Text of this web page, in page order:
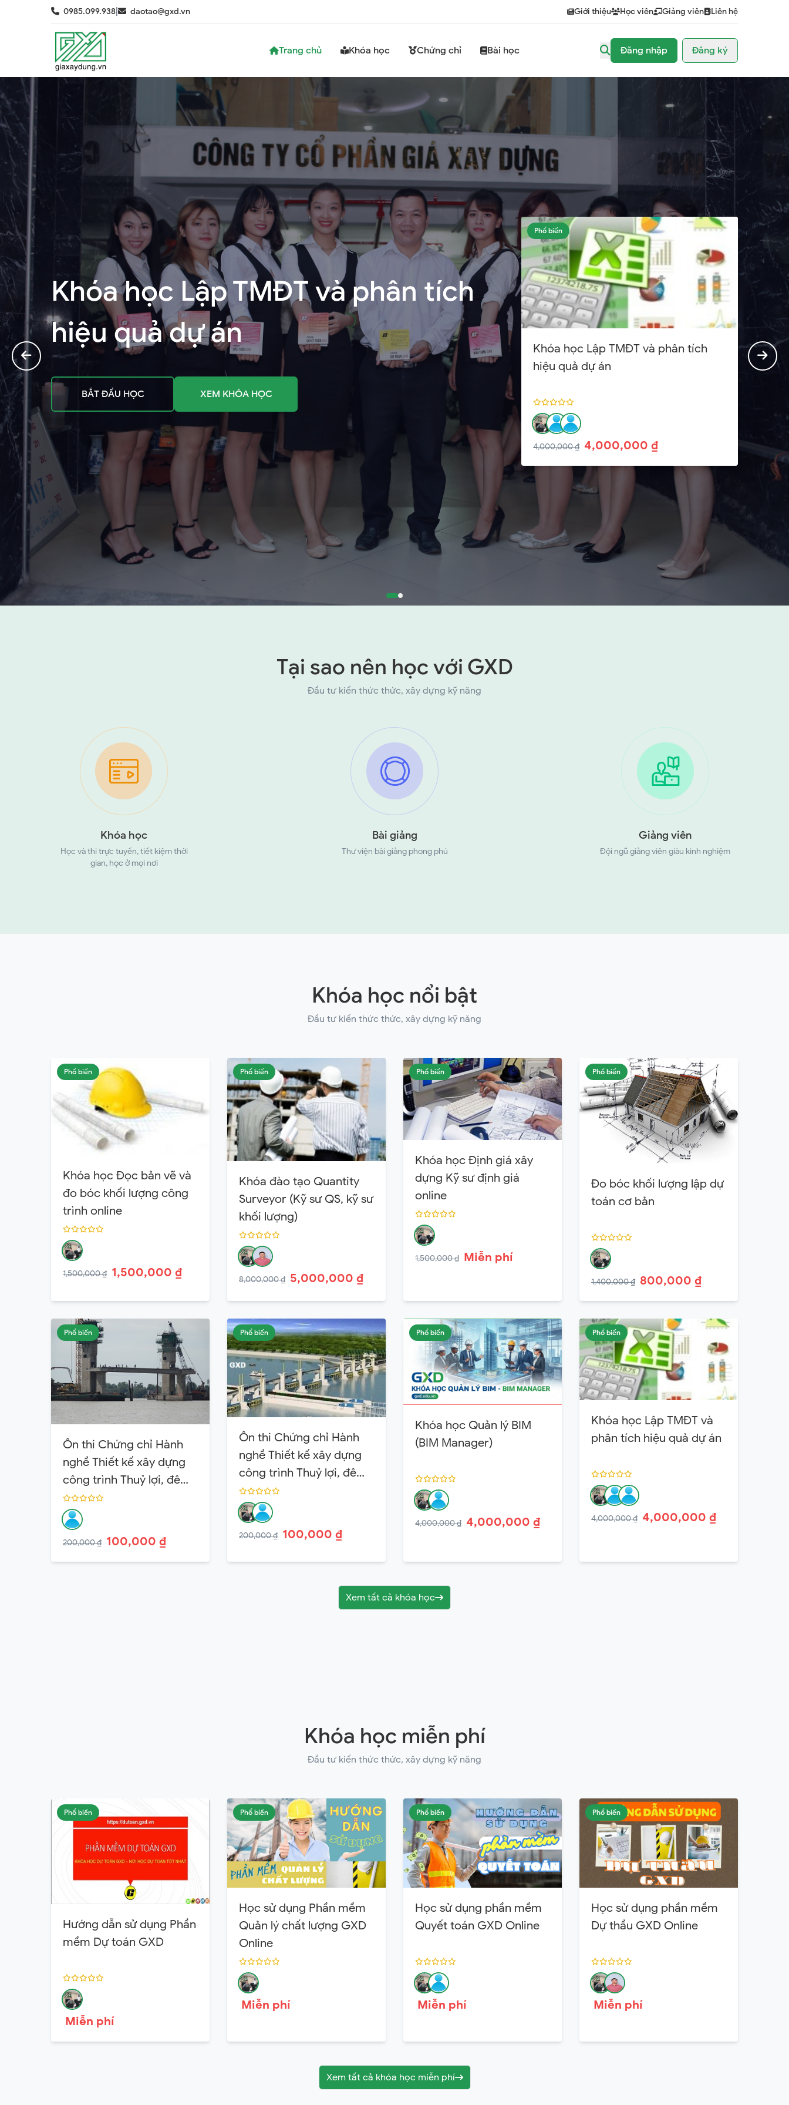
0985.099.938 daotao@gxd.vn Giới thiệu Học viên Giảng viên Liên hệ
Trang chủ Khóa học Chứng chỉ Bài học Đăng nhập Đăng ký
Khóa học Lập TMĐT và phân tích
hiệu quả dự án
BẮT ĐẦU HỌC XEM KHÓA HỌC
Phổ biến
Khóa học Lập TMĐT và phân tích
hiệu quả dự án
4,000,000 ₫ 4,000,000 ₫
Tại sao nên học với GXD
Đầu tư kiến thức thức, xây dựng kỹ năng
Khóa học
Học và thi trực tuyến, tiết kiệm thời
gian, học ở mọi nơi
Bài giảng
Thư viện bài giảng phong phú
Giảng viên
Đội ngũ giảng viên giàu kinh nghiệm
Khóa học nổi bật
Đầu tư kiến thức thức, xây dựng kỹ năng
Phổ biến
Khóa học Đọc bản vẽ và
đo bóc khối lượng công
trình online
1,500,000 ₫ 1,500,000 ₫
Phổ biến
Khóa đào tạo Quantity
Surveyor (Kỹ sư QS, kỹ sư
khối lượng)
8,000,000 ₫ 5,000,000 ₫
Phổ biến
Khóa học Định giá xây
dựng Kỹ sư định giá
online
1,500,000 ₫ Miễn phí
Phổ biến
Đo bóc khối lượng lập dự
toán cơ bản
1,400,000 ₫ 800,000 ₫
Phổ biến
Ôn thi Chứng chỉ Hành
nghề Thiết kế xây dựng
công trình Thuỷ lợi, đê
điều Hạng 2
200,000 ₫ 100,000 ₫
Phổ biến
Ôn thi Chứng chỉ Hành
nghề Thiết kế xây dựng
công trình Thuỷ lợi, đê
điều Hạng 3
200,000 ₫ 100,000 ₫
Phổ biến
Khóa học Quản lý BIM
(BIM Manager)
4,000,000 ₫ 4,000,000 ₫
Phổ biến
Khóa học Lập TMĐT và
phân tích hiệu quả dự án
4,000,000 ₫ 4,000,000 ₫
Xem tất cả khóa học
Khóa học miễn phí
Đầu tư kiến thức thức, xây dựng kỹ năng
Phổ biến
Hướng dẫn sử dụng Phần
mềm Dự toán GXD
Miễn phí
Phổ biến
Học sử dụng Phần mềm
Quản lý chất lượng GXD
Online
Miễn phí
Phổ biến
Học sử dụng phần mềm
Quyết toán GXD Online
Miễn phí
Phổ biến
Học sử dụng phần mềm
Dự thầu GXD Online
Miễn phí
Xem tất cả khóa học miễn phí